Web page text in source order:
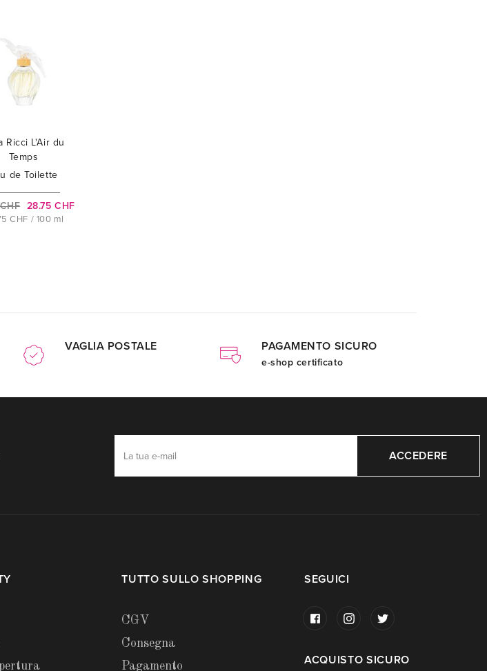
Ricci L'Air du
Temps
de Toilette
28.75 CHF
CHF / 100 ml
VAGLIA POSTALE PAGAMENTO SICURO
e-shop certificato
ACCEDERE
TUTTO SULLO SHOPPING
CGV
Consegna
Pagamento
SEGUICI
ACQUISTO SICURO